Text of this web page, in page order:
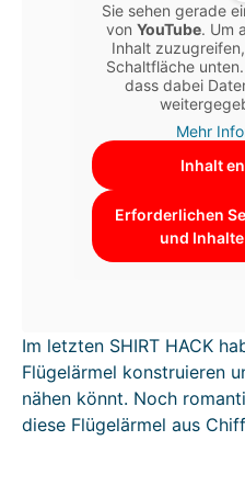
Sie sehen gerade
von YouTube. Um
Inhalt
Schaltfläche
dass dabei
Mehr
Inhalt
Erforderlichen
und
Im letzten SHIRT HACK
Flügelärmel konstruieren
nähen könnt. Noch
diese Flügelärmel aus